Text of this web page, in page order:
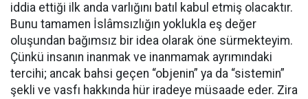
iddia ettiği ilk anda varlığını batıl kabul etmiş olacaktır.
Bunu tamamen İslâmsızlığın yoklukla eş değer
oluşundan bağımsız bir idea olarak öne sürmekteyim.
Çünkü insanın inanmak ve inanmamak ayrımındaki
tercihi; ancak bahsi geçen “objenin” ya da “sistemin”
şekli ve vasfı hakkında hür iradeye müsaade eder. Zira